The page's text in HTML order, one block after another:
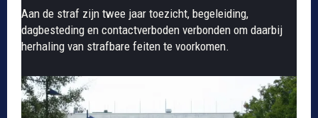
Aan de straf zijn twee jaar toezicht, begeleiding,
dagbesteding en contactverboden verbonden om daarbij
herhaling van strafbare feiten te voorkomen.